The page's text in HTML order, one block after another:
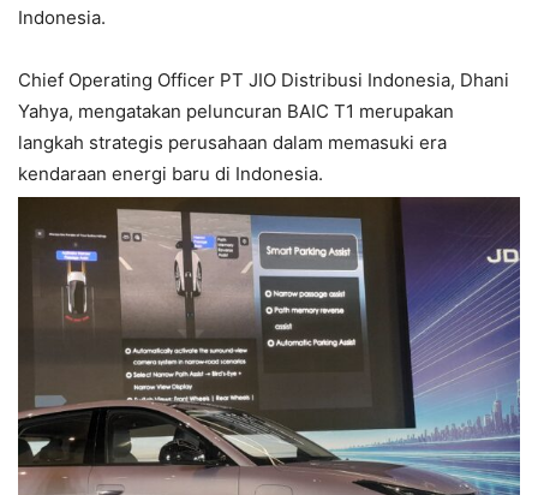
Indonesia.
Chief Operating Officer PT JIO Distribusi Indonesia, Dhani
Yahya, mengatakan peluncuran BAIC T1 merupakan
langkah strategis perusahaan dalam memasuki era
kendaraan energi baru di Indonesia.